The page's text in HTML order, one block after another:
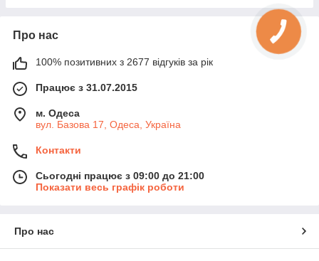
Про нас
100% позитивних з 2677 відгуків за рік
Працює з 31.07.2015
м. Одеса
вул. Базова 17, Одеса, Україна
Контакти
Сьогодні працює з 09:00 до 21:00
Показати весь графік роботи
Про нас